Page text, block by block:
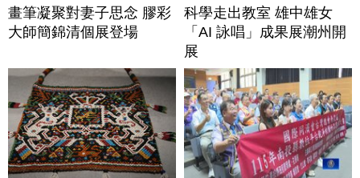
畫筆凝聚對妻子思念 膠彩
大師簡錦清個展登場
科學走出教室 雄中雄女
「AI 詠唱」成果展潮州開
展